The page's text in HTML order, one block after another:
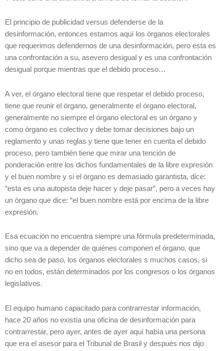
El principio de publicidad versus defenderse de la
desinformación, entonces estamos aquí los órganos electorales
que requerimos defendernos de una desinformación, pero esta es
una confrontación a su, asevero desigual y es una confrontación
desigual porque mientras que el debido proceso…
A ver, el órgano electoral tiene que respetar el debido proceso,
tiene que reunir el órgano, generalmente el órgano electoral,
generalmente no siempre el órgano electoral es un órgano y
como órgano es colectivo y debe tomar decisiones bajo un
reglamento y unas reglas y tiene que tener en cuenta el debido
proceso, pero también tiene que mirar una tención de
ponderación entre los dichos fundamentales de la libre expresión
y el buen nombre y si el órgano es demasiado garantista, dice:
“esta es una autopista deje hacer y deje pasar”, pero a veces hay
un órgano que dice: “el buen nombre está por encima de la libre
expresión.
Esa ecuación no encuentra siempre una fórmula predeterminada,
sino que va a depender de quiénes componen el órgano, que
dicho sea de paso, los órganos electorales s muchos casos, si
no en todos, están determinados por los congresos o los órganos
legislativos.
El equipo humano capacitado para contrarrestar información,
hace 20 años no existía una oficina de desinformación para
contrarrestar, pero ayer, antes de ayer aquí había una persona
que era el asesor para el Tribunal de Brasil y después nos dijo